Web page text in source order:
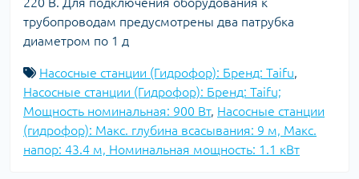
трубопроводам предусмотрены два патрубка
диаметром по 1 д
Насосные станции (Гидрофор): Бренд: Taifu
Насосные станции (Гидрофор): Бренд: Taifu;
Мощность номинальная: 900 Вт, Насосные станции
(гидрофор): Макс. глубина всасывания: 9 м, Макс.
напор: 43.4 м, Номинальная мощность: 1.1 кВт